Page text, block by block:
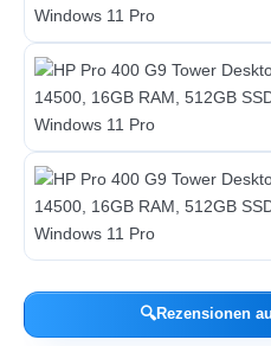
🔍Rezensionen